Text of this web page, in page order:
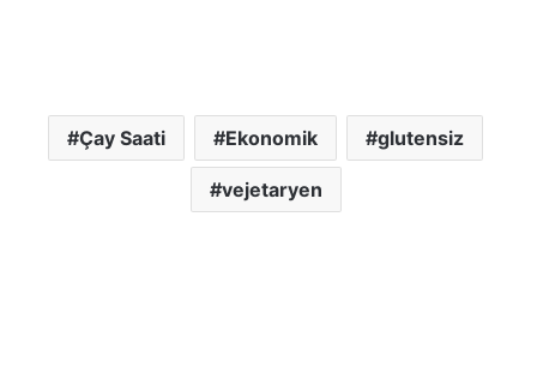
Çay Saati Ekonomik glutensiz
vejetaryen